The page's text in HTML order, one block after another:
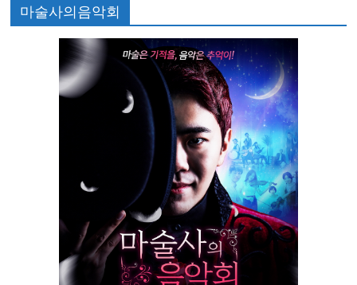
마술사의음악회